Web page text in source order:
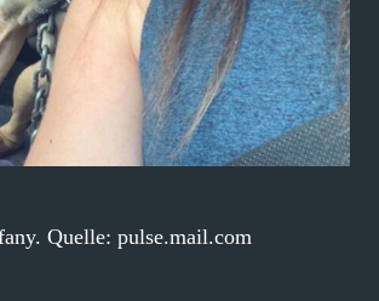
Quelle: pulse.mail.com